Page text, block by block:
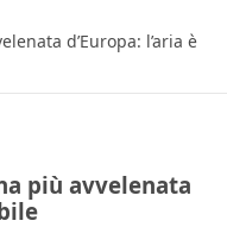
d’Europa: l’aria è
più avvelenata